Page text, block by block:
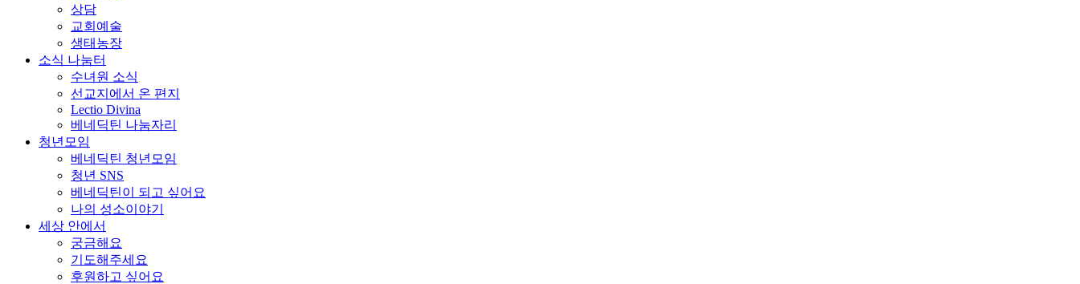
상담
교회예술
생태농장
소식 나눔터
수녀원 소식
선교지에서 온 편지
Lectio Divina
베네딕틴 나눔자리
청년모임
베네딕틴 청년모임
청년 SNS
베네딕틴이 되고 싶어요
나의 성소이야기
세상 안에서
궁금해요
기도해주세요
후원하고 싶어요